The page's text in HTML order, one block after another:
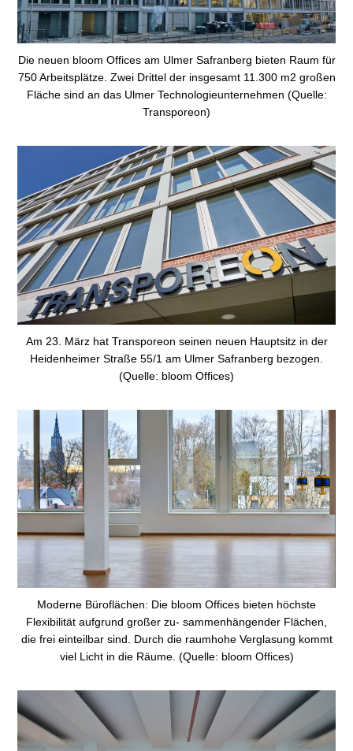
Die neuen bloom Offices am Ulmer Safranberg bieten Raum für
750 Arbeitsplätze. Zwei Drittel der insgesamt 11.300 m2 großen
Fläche sind an das Ulmer Technologieunternehmen (Quelle:
Transporeon)
Am 23. März hat Transporeon seinen neuen Hauptsitz in der
Heidenheimer Straße 55/1 am Ulmer Safranberg bezogen.
(Quelle: bloom Offices)
Moderne Büroflächen: Die bloom Offices bieten höchste
Flexibilität aufgrund großer zu- sammenhängender Flächen,
die frei einteilbar sind. Durch die raumhohe Verglasung kommt
viel Licht in die Räume. (Quelle: bloom Offices)